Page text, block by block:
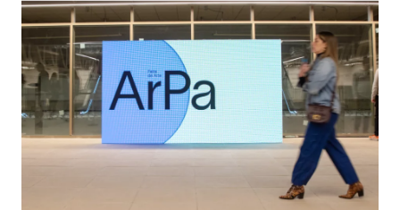
Licenciatura em Artes Visuais, bem como dos Programas
Internacionais da Residência Artística FAAP – Paris/SP. Nesta
edição, a participação da FAAP ganha destaque especial com
o lançamento do catálogo da 55 Anual de Arte da FAAP, que
integra, neste sábado, às 13h30, a programação Conversas
da ArPa. Após o lançamento, acontece um bate-papo entre
Marcos Moraes e Camilla Barella, idealizadora e diretora da
feira, aprofundando questões sobre arte contemporânea,
formação artística e o papel de instituições como a FAAP na
cena cultural brasileira e latino-americana. A parceria entre
a ArPa e a FAAP vai se estreitando e ampliando com ações
que na próxima edição incluirão projetos de ação educativa e
um programa de residência artística. A presença do MAB FAAP